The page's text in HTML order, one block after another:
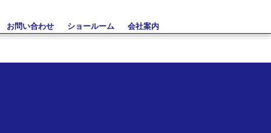
お問い合わせ ショールーム 会社案内